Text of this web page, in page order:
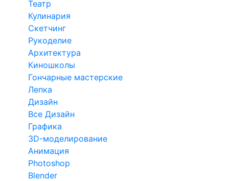
Театр
Кулинария
Скетчинг
Рукоделие
Архитектура
Киношколы
Гончарные мастерские
Лепка
Дизайн
Все Дизайн
Графика
3D-моделирование
Анимация
Photoshop
Blender